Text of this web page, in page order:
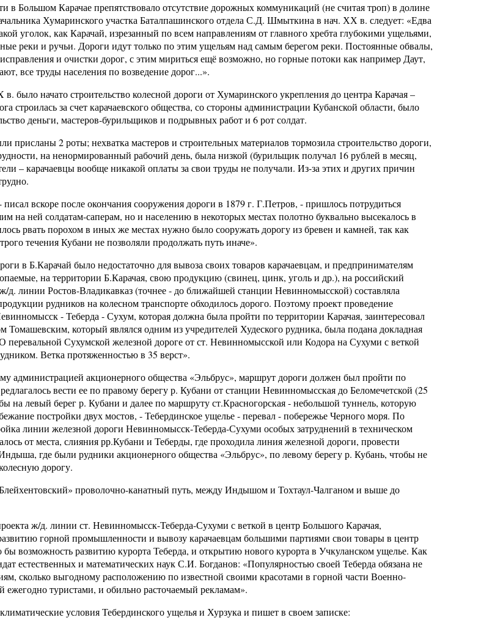
в Большом Карачае препятствовало отсутствие дорожных коммуникаций (не считая троп) в долине
Хумаринского участка Баталпашинского отдела С.Д. Шмыткина в нач. ХХ в. следует: «Едва
уголок, как Карачай, изрезанный по всем направлениям от главного хребта глубокими ущельями,
реки и ручьи. Дороги идут только по этим ущельям над самым берегом реки. Постоянные обвалы,
и очистки дорог, с этим мириться ещё возможно, но горные потоки как например Даут,
все труды населения по возведение дорог...».
было начато строительство колесной дороги от Хумаринского укрепления до центра Карачая –
строилась за счет карачаевского общества, со стороны администрации Кубанской области, было
деньги, мастеров-бурильщиков и подрывных работ и 6 рот солдат.
присланы 2 роты; нехватка мастеров и строительных материалов тормозила строительство дороги,
на ненормированный рабочий день, была низкой (бурильщик получал 16 рублей в месяц,
– карачаевцы вообще никакой оплаты за свои труды не получали. Из-за этих и других причин
вскоре после окончания сооружения дороги в 1879 г. Г.Петров, - пришлось потрудиться
на ней солдатам-саперам, но и населению в некоторых местах полотно буквально высекалось в
рвать порохом в иных же местах нужно было сооружать дорогу из бревен и камней, так как
течения Кубани не позволяли продолжать путь иначе».
в Б.Карачай было недостаточно для вывоза своих товаров карачаевцам, и предпринимателям
на территории Б.Карачая, свою продукцию (свинец, цинк, уголь и др.), на российский
д. линии Ростов-Владикавказ (точнее - до ближайшей станции Невинномысской) составляла
рудников на колесном транспорте обходилось дорого. Поэтому проект проведение
- Теберда - Сухум, которая должна была пройти по территории Карачая, заинтересовал
который являлся одним из учредителей Худеского рудника, была подана докладная
перевальной Сухумской железной дороге от ст. Невинномысской или Кодора на Сухуми с веткой
Ветка протяженностью в 35 верст».
администрацией акционерного общества «Эльбрус», маршрут дороги должен был пройти по
вести ее по правому берегу р. Кубани от станции Невинномысская до Беломечетской (25
на левый берег р. Кубани и далее по маршруту ст.Красногорская - небольшой туннель, которую
постройки двух мостов, - Тебердинское ущелье - перевал - побережье Черного моря. По
линии железной дороги Невинномысск-Теберда-Сухуми особых затруднений в техническом
от места, слияния рр.Кубани и Теберды, где проходила линия железной дороги, провести
где были рудники акционерного общества «Эльбрус», по левому берегу р. Кубань, чтобы не
дорогу.
проволочно-канатный путь, между Индышом и Тохтаул-Чалганом и выше до
ж/д. линии ст. Невинномысск-Теберда-Сухуми с веткой в центр Большого Карачая,
горной промышленности и вывозу карачаевцам большими партиями свои товары в центр
бы возможность развитию курорта Теберда, и открытию нового курорта в Учкуланском ущелье. Как
естественных и математических наук С.И. Богданов: «Популярностью своей Теберда обязана не
сколько выгодному расположению по известной своими красотами в горной части Военно-
ежегодно туристами, и обильно расточаемый рекламам».
условия Тебердинского ущелья и Хурзука и пишет в своем записке: